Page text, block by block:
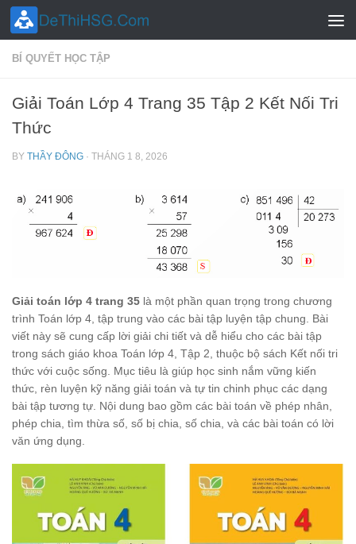
Skip to content
BÍ QUYẾT HỌC TẬP
Giải Toán Lớp 4 Trang 35 Tập 2 Kết Nối Tri
Thức
BY THẦY ĐÔNG · THÁNG 1 8, 2026
Giải toán lớp 4 trang 35 là một phần quan trọng trong chương
trình Toán lớp 4, tập trung vào các bài tập luyện tập chung. Bài
viết này sẽ cung cấp lời giải chi tiết và dễ hiểu cho các bài tập
trong sách giáo khoa Toán lớp 4, Tập 2, thuộc bộ sách Kết nối tri
thức với cuộc sống. Mục tiêu là giúp học sinh nắm vững kiến
thức, rèn luyện kỹ năng giải toán và tự tin chinh phục các dạng
bài tập tương tự. Nội dung bao gồm các bài toán về phép nhân,
phép chia, tìm thừa số, số bị chia, số chia, và các bài toán có lời
văn ứng dụng.